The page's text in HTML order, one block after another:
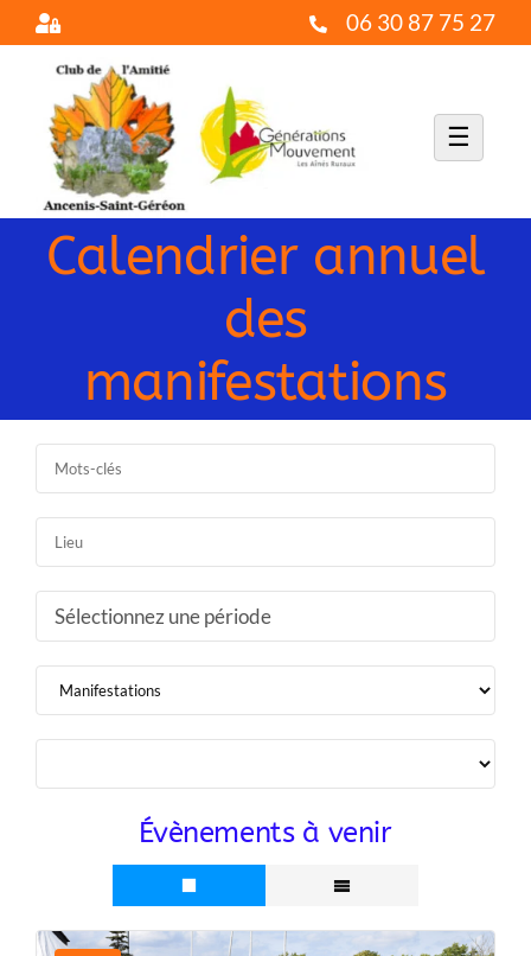
Passer
contenu
06 30 87 75 27
☰
Calendrier annuel
des
manifestations
Sélectionnez une période
Évènements à venir